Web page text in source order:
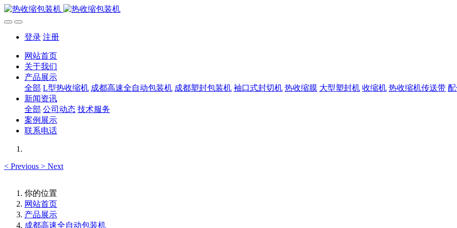
登录 注册
网站首页
关于我们
产品展示
全部 L型热收缩机 成都高速全自动包装机 成都塑封包装机 袖口式封切机 热收缩膜 大型塑封机 收缩机 热收缩机传送带
新闻资讯
全部 公司动态 技术服务
案例展示
联系电话
< Previous > Next
你的位置
网站首页
产品展示
成都高速全自动包装机